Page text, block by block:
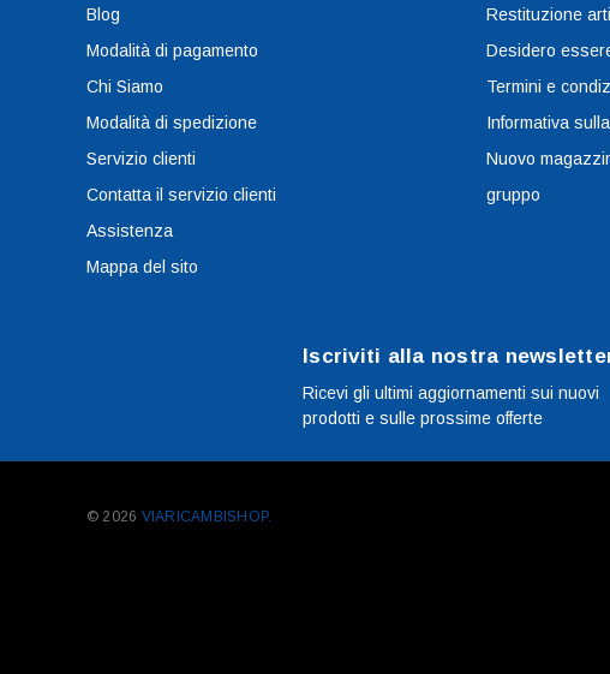
Blog
Modalità di pagamento
Chi Siamo
Modalità di spedizione
Servizio clienti
Contatta il servizio clienti
Assistenza
Mappa del sito
Restituzione
Desidero
Termini e
Informativa
Nuovo
gruppo
Iscriviti alla nostra
Ricevi gli ultimi aggiornamenti sui nuovi
prodotti e sulle prossime offerte
© 2026 VIARICAMBISHOP.